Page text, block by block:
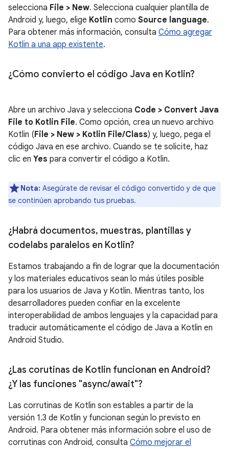
selecciona File > New. Selecciona cualquier plantilla de
Android y, luego, elige Kotlin como Source language.
Para obtener más información, consulta Cómo agregar
Kotlin a una app existente.
¿Cómo convierto el código Java en Kotlin?
Abre un archivo Java y selecciona Code > Convert Java
File to Kotlin File. Como opción, crea un nuevo archivo
Kotlin (File > New > Kotlin File/Class) y, luego, pega el
código Java en ese archivo. Cuando se te solicite, haz
clic en Yes para convertir el código a Kotlin.
Nota: Asegúrate de revisar el código convertido y de que
se continúen aprobando tus pruebas.
¿Habrá documentos, muestras, plantillas y
codelabs paralelos en Kotlin?
Estamos trabajando a fin de lograr que la documentación
y los materiales educativos sean lo más útiles posible
para los usuarios de Java y Kotlin. Mientras tanto, los
desarrolladores pueden confiar en la excelente
interoperabilidad de ambos lenguajes y la capacidad para
traducir automáticamente el código de Java a Kotlin en
Android Studio.
¿Las corutinas de Kotlin funcionan en Android?
¿Y las funciones "async/await"?
Las corrutinas de Kotlin son estables a partir de la
versión 1.3 de Kotlin y funcionan según lo previsto en
Android. Para obtener más información sobre el uso de
corrutinas con Android, consulta Cómo mejorar el